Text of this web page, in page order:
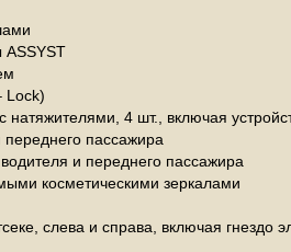
ASSYST
Lock)
натяжителями, 4 шт., включая
пассажира
и переднего пассажира
косметическими зеркалами
слева и справа, включая гнездо